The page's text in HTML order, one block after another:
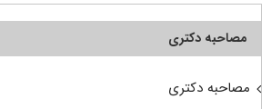
مصاحبه دکتری
مصاحبه دکتری